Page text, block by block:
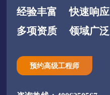
经验丰富
快速响应
多项资质
领域广泛
预约高级工程师